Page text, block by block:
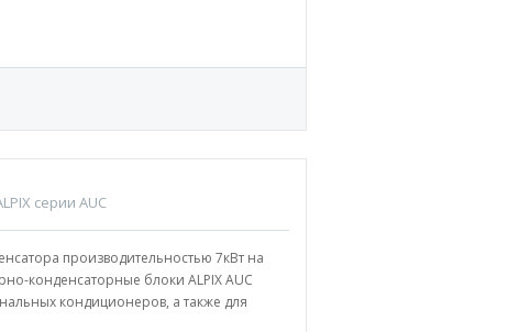
серии AUC
производительностью 7кВт на
конденсаторные блоки ALPIX AUC
кондиционеров, а также для